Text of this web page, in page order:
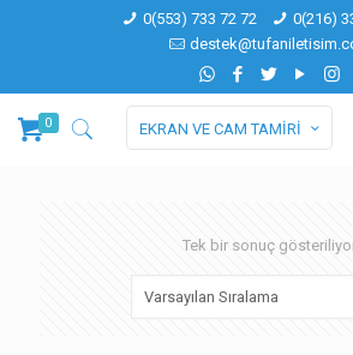
0(553) 733 72 72
0(216)
0 EKRAN VE CAM TAMİRİ
Tek bir sonuç